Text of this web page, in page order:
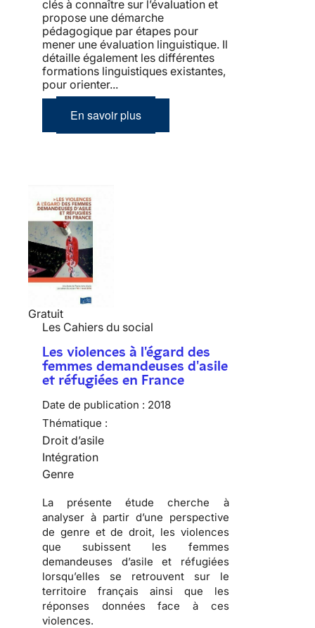
clés à connaître sur l’évaluation et
propose une démarche
pédagogique par étapes pour
mener une évaluation linguistique. Il
détaille également les différentes
formations linguistiques existantes,
pour orienter...
En savoir plus
Gratuit
Les Cahiers du social
Les violences à l'égard des
femmes demandeuses d'asile
et réfugiées en France
Date de publication : 2018
Thématique :
Droit d’asile
Intégration
Genre
La présente étude cherche à
analyser à partir d’une perspective
de genre et de droit, les violences
que subissent les femmes
demandeuses d’asile et réfugiées
lorsqu’elles se retrouvent sur le
territoire français ainsi que les
réponses données face à ces
violences.